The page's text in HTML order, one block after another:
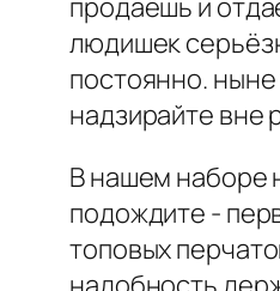
продаёшь и
людишек
постоянно.
надзирайте вне
В нашем наборе
подождите -
топовых